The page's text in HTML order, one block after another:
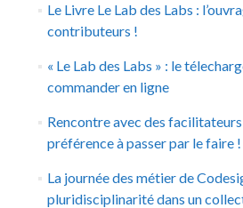
Le Livre Le Lab des Labs :
contributeurs !
« Le Lab des Labs » : le
commander en ligne
Rencontre avec des
préférence à passer par le faire !
La journée des métier de
pluridisciplinarité dans un